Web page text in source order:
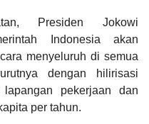
Presiden Jokowi
Indonesia akan
menyeluruh di semua
dengan hilirisasi
lapangan pekerjaan dan
per tahun.